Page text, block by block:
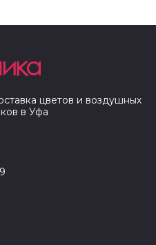
цветов и воздушных
в Уфа